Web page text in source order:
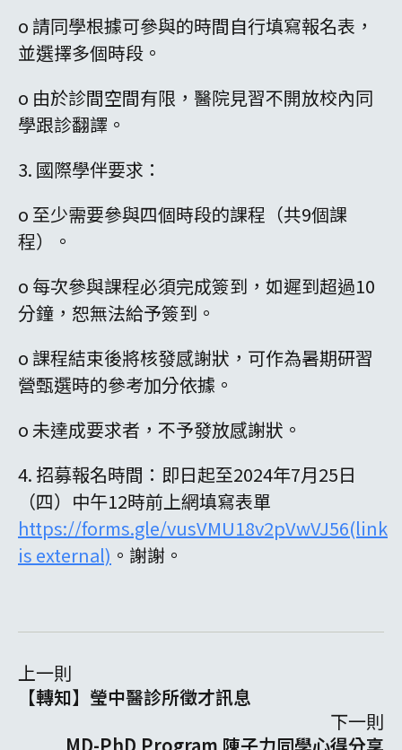
o 請同學根據可參與的時間自行填寫報名表，
並選擇多個時段。
o 由於診間空間有限，醫院見習不開放校內同
學跟診翻譯。
3. 國際學伴要求：
o 至少需要參與四個時段的課程（共9個課
程）。
o 每次參與課程必須完成簽到，如遲到超過10
分鐘，恕無法給予簽到。
o 課程結束後將核發感謝狀，可作為暑期研習
營甄選時的參考加分依據。
o 未達成要求者，不予發放感謝狀。
4. 招募報名時間：即日起至2024年7月25日
（四）中午12時前上網填寫表單
https://forms.gle/vusVMU18v2pVwVJ56(link
is external) 。謝謝。
上一則
【轉知】瑩中醫診所徵才訊息
下一則